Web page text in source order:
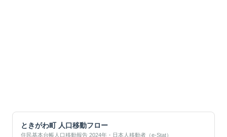
ときがわ町人口移動フロー
住民基本台帳人口移動報告 2024年・日本人移動者（e-Stat）